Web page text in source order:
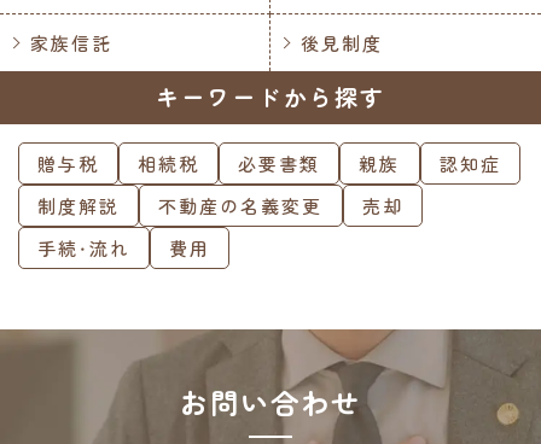
家族信託 後見制度
キーワードから探す
贈与税 相続税 必要書類 親族
認知症
制度解説
不動産の名義変更
売却
手続・流れ
費用
お問い合わせ